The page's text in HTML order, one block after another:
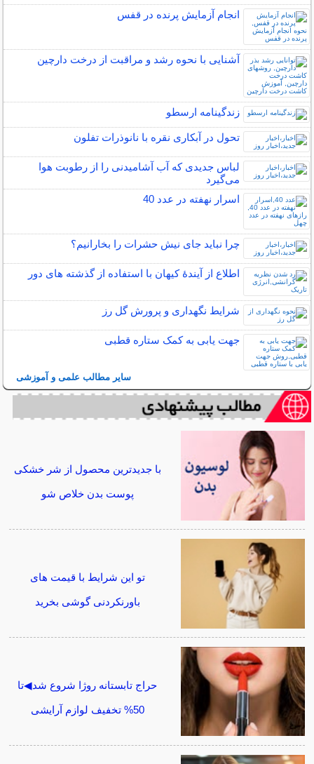
انجام آزمایش پرنده در قفس
آشنایی با نحوه رشد و مراقبت از درخت دارچین
زندگینامه ارسطو
تحول در آبکاری نقره با نانوذرات تفلون
لباس جدیدی که آب آشامیدنی را از رطوبت هوا
می‌گیرد
اسرار نهفته در عدد 40
چرا نباید جای نیش حشرات را بخارانیم؟
اطلاع از آیندۀ کیهان با استفاده از گذشته ­های دور
شرایط نگهداری و پرورش گل رز
جهت یابی به کمک ستاره قطبی
سایر مطالب علمی و آموزشی
با جدیدترین محصول از شر خشکی
پوست بدن خلاص شو
تو این شرایط با قیمت های
باورنکردنی گوشی بخرید
حراج تابستانه روژا شروع شد◀تا
50% تخفیف لوازم آرایشی